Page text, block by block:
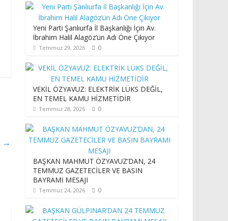
→
Yeni Parti Şanlıurfa İl Başkanlığı İçin Av.
İbrahim Halil Alagöz’ün Adı Öne Çıkıyor
Temmuz 29, 2026 0
VEKİL ÖZYAVUZ: ELEKTRİK LÜKS DEĞİL,
EN TEMEL KAMU HİZMETİDİR
Temmuz 28, 2026 0
BAŞKAN MAHMUT ÖZYAVUZ’DAN, 24
TEMMUZ GAZETECİLER VE BASIN
BAYRAMI MESAJI
Temmuz 24, 2026 0